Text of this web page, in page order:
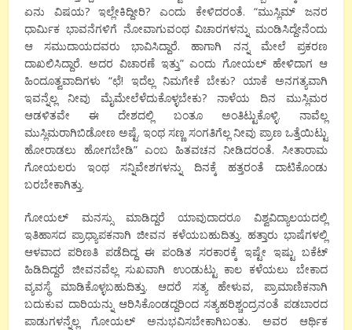
ಏನು ವಿಷಯ? ಇಲ್ಲೇಕಿದ್ದೀರಿ? ಎಂದು ಕೇಳಿದರಂತೆ. “ಮುಸ್ಲಿಮ್ ಜನರ
ಧಾರ್ಮಿಕ ಭಾವನೆಗಳಿಗೆ ನೋವಾಗುವಂಥ ವಿಚಾರಗಳನ್ನು ಮಂಡಿಸಿದ್ದೇನೆಂದು
ಆ ಸಮುದಾಯದವರು ಭಾವಿಸಿದ್ದಾರೆ. ಹಾಗಾಗಿ ನನ್ನ ಮೇಲೆ ಪ್ರಕರಣ
ದಾಖಲಿಸಿದ್ದಾರೆ. ಅದರ ವಿಚಾರಣೆ ಇತ್ತು” ಎಂದು ಗೋಯಲ್ ಹೇಳಿದಾಗ ಆ
ಹಿಂದೂತ್ವವಾದಿಗಳು “ಛೆ! ಇದೆಲ್ಲ ನಿಮಗೇಕೆ ಬೇಕು? ಯಾಕೆ ಅನಗತ್ಯವಾಗಿ
ಇವನ್ನೆಲ್ಲ ನೀವು ಮೈಮೇಲೆಳೆದುಕೊಳ್ಳಬೇಕು? ನಾಳೆಯ ದಿನ ಮುಸ್ಲಿಮರ
ಆಡಳಿತವೇ ಈ ದೇಶದಲ್ಲಿ ಬಂತೂ ಅಂತಿಟ್ಟುಕೊಳ್ಳಿ. ನಾವೆಲ್ಲ
ಮುಸ್ಲಿಮರಾಗಿಬಿಡೋಣ ಅಷ್ಟೆ. ಇಂಥ ಸಣ್ಣ ಸಂಗತಿಗೆಲ್ಲ ನೀವು ಪ್ರಾಣ ಒತ್ತೆಯಿಟ್ಟು
ಹೋರಾಡಲು ಹೋಗಬೇಡಿ” ಎಂಬ ಹಿತವಚನ ನೀಡಿದರಂತೆ. ಸೀತಾರಾಮ
ಗೋಯಲರು ಇಂಥ ಸನ್ನಿವೇಶಗಳನ್ನು ದಿನಕ್ಕೆ ಹತ್ತರಂತೆ ದಾಟಿಕೊಂಡು
ಬರಬೇಕಾಗಿತ್ತು.
ಗೋಯಲ್ ಮನಸ್ಸು ಮಾಡಿದ್ದರೆ ಯಾವುದಾದರೂ ವಿಶ್ವವಿದ್ಯಾಲಯದಲ್ಲಿ
ಇತಿಹಾಸದ ಪ್ರಾಧ್ಯಾಪಕನಾಗಿ ಜೀವನ ಕಳೆಯಬಹುದಿತ್ತು. ಹತ್ತಾರು ಭಾಷೆಗಳಲ್ಲಿ
ಆಳವಾದ ಪರಿಣತಿ ಪಡೆದಿದ್ದ ಈ ಪಂಡಿತ ಸರಕಾರಕ್ಕೆ ಇಷ್ಟೇ ಇಷ್ಟು ಬಕೆಟ್
ಹಿಡಿದಿದ್ದರೆ ಜೀವನವೆಲ್ಲ ಸುಖವಾಗಿ ಉಂಡುಟ್ಟು ಕಾಲ ಕಳೆಯಲು ಬೇಕಾದ
ವ್ಯವಸ್ಥೆ ಮಾಡಿಕೊಳ್ಳಬಹುದಿತ್ತು. ಆದರೆ ಸತ್ಯ ಹೇಳುವ, ಪ್ರಾಮಾಣಿಕನಾಗಿ
ಬದುಕುವ ದಾರಿಯನ್ನು ಆರಿಸಿಕೊಂಡದ್ದರಿಂದ ಸತ್ಯಹರಿಶ್ಚಂದ್ರನಂತೆ ಪಡಬಾರದ
ಪಾಡುಗಳನ್ನೆಲ್ಲ ಗೋಯಲ್ ಅನುಭವಿಸಬೇಕಾಗಿಬಂತು. ಅವರ ಆರ್ಥಿಕ